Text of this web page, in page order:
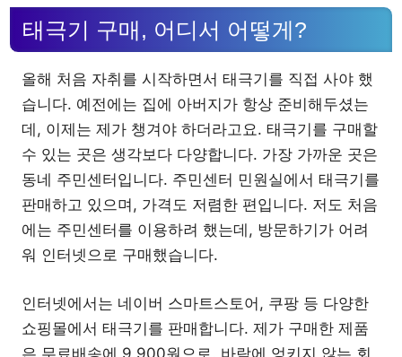
태극기 구매, 어디서 어떻게?
올해 처음 자취를 시작하면서 태극기를 직접 사야 했
습니다. 예전에는 집에 아버지가 항상 준비해두셨는
데, 이제는 제가 챙겨야 하더라고요. 태극기를 구매할
수 있는 곳은 생각보다 다양합니다. 가장 가까운 곳은
동네 주민센터입니다. 주민센터 민원실에서 태극기를
판매하고 있으며, 가격도 저렴한 편입니다. 저도 처음
에는 주민센터를 이용하려 했는데, 방문하기가 어려
워 인터넷으로 구매했습니다.
인터넷에서는 네이버 스마트스토어, 쿠팡 등 다양한
쇼핑몰에서 태극기를 판매합니다. 제가 구매한 제품
은 무료배송에 9,900원으로, 바람에 엉키지 않는 회